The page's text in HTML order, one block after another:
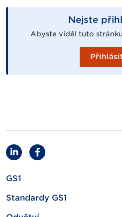
Nejste
Abyste viděl tuto
GS1
Standardy GS1